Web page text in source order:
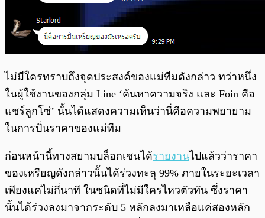
ไม่มีใครทราบถึงจุดประสงค์ของแม่ทีมดังกล่าว ทว่าหนึ่ง
ในผู้ใช้งานของกลุ่ม Line ‘ค้นหาความจริง และ Foin คือ
แชร์ลูกโซ่’ นั้นได้แสดงความเห็นว่านี่คือความพยายาม
ในการปั่นราคาของแม่ทีม
ก่อนหน้านี้ทางสยามบล็อกเชนได้รายงานไปแล้วว่าราคา
ของเหรียญดังกล่าวนั้นได้ร่วงทะลุ 99% ภายในระยะเวลา
เพียงแค่ไม่กี่นาที ในชนิดที่ไม่มีใครไหวตัวทัน ซึ่งราคา
นั้นได้ร่วงลงมาจากระดับ 5 หลักลงมาเหลือแค่สองหลัก